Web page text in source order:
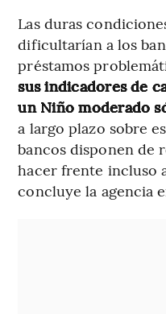
Las duras
dificultarían a los
préstamos
sus indicadores de
un Niño moderado
a largo plazo sobre
bancos disponen de
hacer frente incluso
concluye la agencia